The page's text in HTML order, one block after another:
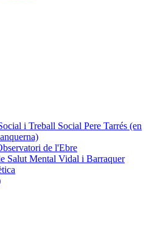
i Treball Social Pere Tarrés (en
de l'Ebre
Salut Mental Vidal i Barraquer